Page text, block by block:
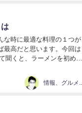
な時に最適な料理の１つが
最高だと思います。今回は